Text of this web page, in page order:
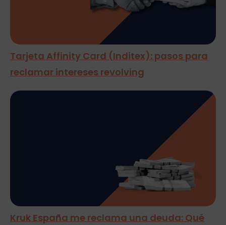
Tarjeta Affinity Card (Inditex): pasos para
reclamar intereses revolving
Kruk España me reclama una deuda: Qué